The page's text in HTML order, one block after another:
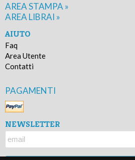
AREA STAMPA »
AREA LIBRAI »
AIUTO
Faq
Area Utente
Contatti
PAGAMENTI
NEWSLETTER